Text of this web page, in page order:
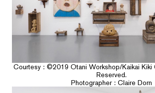
Courtesy : ©️2019 Otani Workshop/Kaikai Kiki
Reserved.
Photographer : Claire Dorn